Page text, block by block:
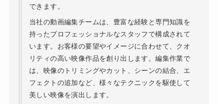
できます。
当社の動画編集チームは、豊富な経験と専門知識を
持ったプロフェッショナルなスタッフで構成されて
います。お客様の要望やイメージに合わせて、クオ
リティの高い映像作品を創り出します。編集作業で
は、映像のトリミングやカット、シーンの結合、エ
フェクトの追加など、様々なテクニックを駆使して
美しい映像を演出します。